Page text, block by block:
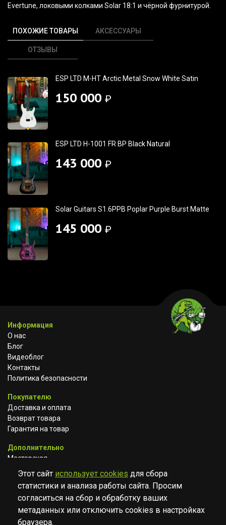
Evertune, локовыми колками Solar 18:1 и чёрной фурнитурой.
ПОХОЖИЕ ТОВАРЫ АКСЕССУАРЫ
ОТЗЫВЫ
ESP LTD M-HT Arctic Metal Snow White Satin
150 000 ₽
ESP LTD H-1001 FR BP Black Natural
143 000 ₽
Solar Guitars S1.6PPB Poplar Purple Burst Matte
145 000 ₽
Информация
О нас
Блог
Видеоблог
Контакты
Политика безопасности
Покупателю
Доставка и оплата
Возврат товара
Гарантия на товар
Дополнительно
Мастерская
Сотрудничество
YOUTUBE
Этот сайт использует cookies для сбора
статистики и анализа работы сайта. Просим
согласиться на сбор и обработку ваших
метаданных или отключить cookies в настройках
браузера.